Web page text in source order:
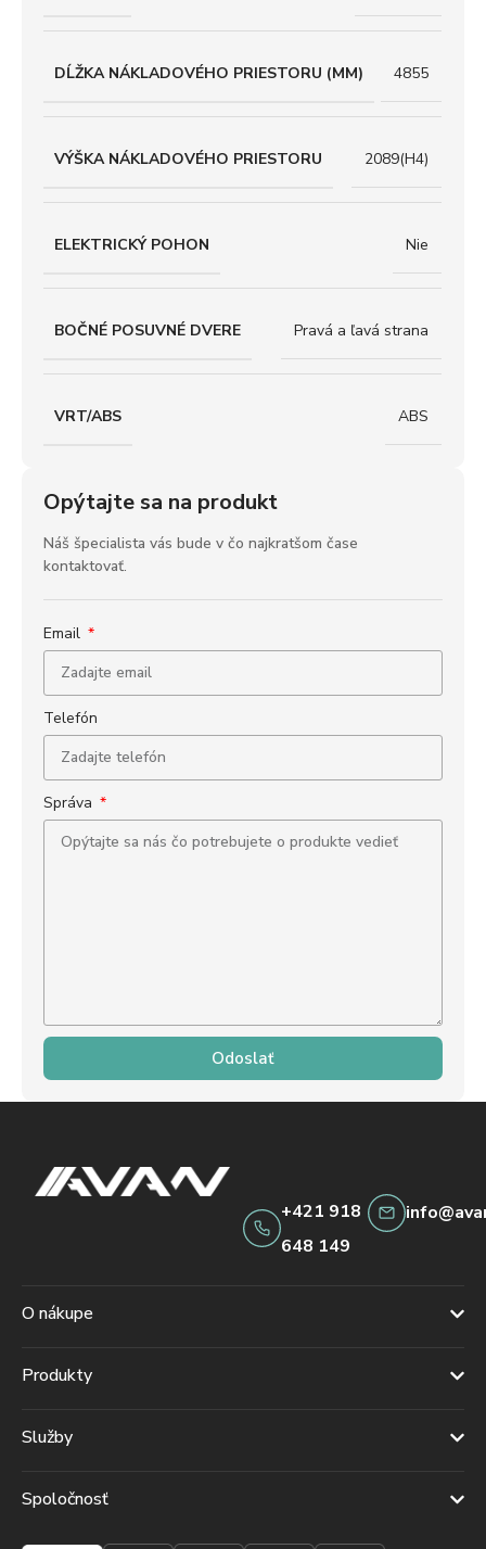
DĹŽKA NÁKLADOVÉHO PRIESTORU (MM) 4855
VÝŠKA NÁKLADOVÉHO PRIESTORU 2089(H4)
ELEKTRICKÝ POHON Nie
BOČNÉ POSUVNÉ DVERE Pravá a ľavá strana
VRT/ABS ABS
Opýtajte sa na produkt
Náš špecialista vás bude v čo najkratšom čase
kontaktovať.
Email
Telefón
Správa
Odoslať
+421 918
648 149
O nákupe
Produkty
Služby
Spoločnosť